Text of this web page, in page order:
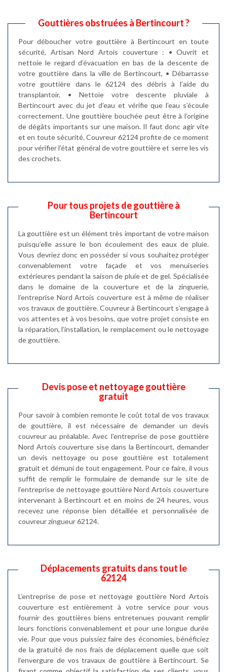
Gouttières obstruées à Bertincourt ?
Pour déboucher votre gouttière à Bertincourt en toute
sécurité, Artisan Nord Artois couverture : • Ouvrit et
nettoie le regard d’évacuation en bas de la descente de
votre gouttière dans la ville de Bertincourt, • Débarrasse
votre gouttière dans le 62124 des débris à l’aide du
transplantoir, • Nettoie votre descente pluviale à
Bertincourt avec du jet d’eau et vérifie que l’eau s’écoule
correctement. Une gouttière bouchée peut être à l’origine
de dégâts importants sur une maison. Il faut donc agir vite
et en toute sécurité. Couvreur 62124 profite de ce moment
pour vérifier l’état général de votre gouttière et serre les vis
des crochets.
Pour tous projets de gouttière à
Bertincourt
La gouttière est un élément très important de votre maison
puisqu’elle assure le bon écoulement des eaux de pluie.
Vous devriez donc en posséder si vous souhaitez protéger
convenablement votre façade et vos menuiseries
extérieures pendant la saison de pluie et de gel. Spécialisée
dans le domaine de la couverture et de la zinguerie,
l’entreprise Nord Artois couverture est à même de réaliser
vos travaux de gouttière. Couvreur à Bertincourt s’engage à
vos attentes et à vos besoins, que votre projet consiste en
la réparation, l’installation, le remplacement ou le nettoyage
de gouttière.
Devis pose et nettoyage gouttière
gratuit
Pour savoir à combien remonte le coût total de vos travaux
de gouttière, il est nécessaire de demander un devis
couvreur au préalable. Avec l’entreprise de pose gouttière
Nord Artois couverture sise dans la Bertincourt, demander
un devis nettoyage ou pose gouttière est totalement
gratuit et démuni de tout engagement. Pour ce faire, il vous
suffit de remplir le formulaire de demande sur le site de
l’entreprise de nettoyage gouttière Nord Artois couverture
intervenant à Bertincourt et en moins de 24 heures, vous
recevez une réponse bien détaillée et personnalisée de
couvreur zingueur 62124.
Déplacements gratuits dans tout le
62124
L’entreprise de pose et nettoyage gouttière Nord Artois
couverture est entièrement à votre service pour vous
fournir des gouttières biens entretenues pouvant remplir
leurs fonctions convenablement et pour une longue durée
vie. Pour que vous puissiez faire des économies, bénéficiez
de la gratuité de nos frais de déplacement quelle que soit
l’envergure de vos travaux de gouttière à Bertincourt. Se